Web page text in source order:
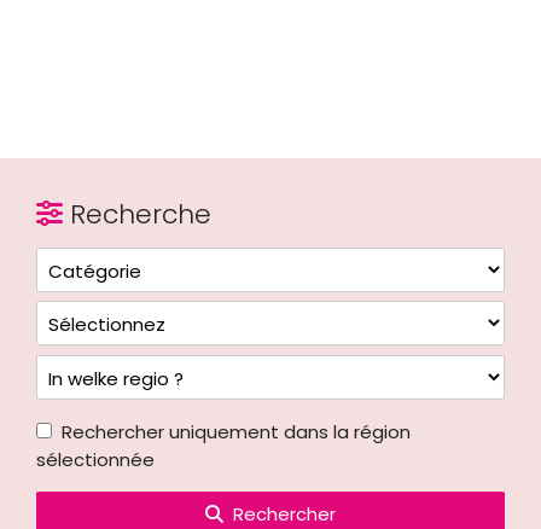
Recherche
Rechercher uniquement dans la région
sélectionnée
Rechercher